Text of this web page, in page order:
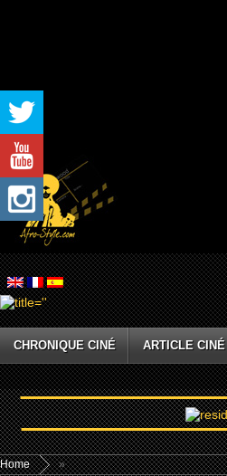
CHRONIQUE CINÉ ARTICLE CINÉ
Home »